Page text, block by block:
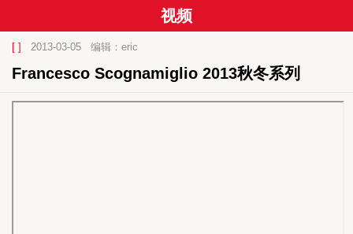
视频
[ ] 2013-03-05 编辑：eric
Francesco Scognamiglio 2013秋冬系列